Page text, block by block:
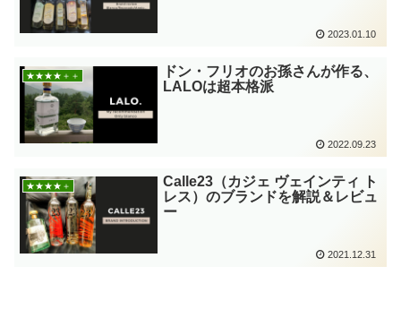
2023.01.10
★★★★＋＋
ドン・フリオのお孫さんが作る、
LALOは超本格派
2022.09.23
★★★★＋
Calle23（カジェ ヴェインティ ト
レス）のブランドを解説＆レビュ
ー
2021.12.31